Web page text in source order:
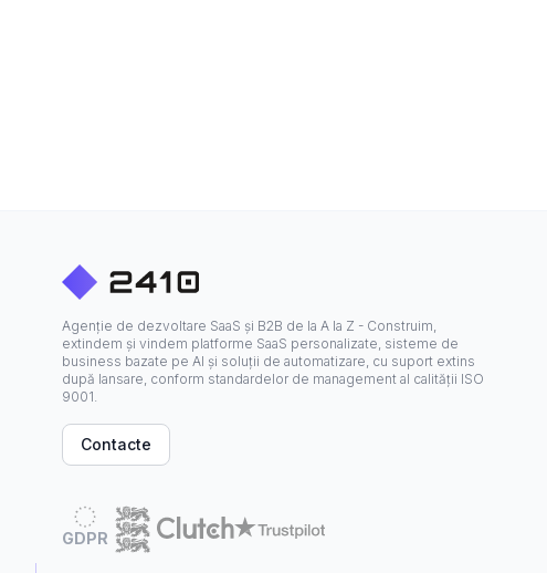
Agenție de dezvoltare SaaS și B2B de la A la Z - Construim,
extindem și vindem platforme SaaS personalizate, sisteme de
business bazate pe AI și soluții de automatizare, cu suport extins
după lansare, conform standardelor de management al calității ISO
9001.
Contacte
GDPR